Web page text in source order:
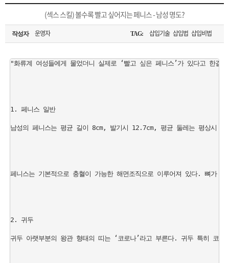
은?
구
매
꼴
사
섹
스
노
고
객
마
지
회
[ios앱 오픈]아이폰 고객 앱설치 가능합니다.
[무인택배함 이용 안내] 집 밖에 주소로 택배 받기
입금확인이 안되는 상황을 대비해 꼭 입금후 고객센터 연락바랍니다.
(섹스 스킬) 볼수록 빨고 싶어지는 페니스 - 남성 명도?
작성자 운영자 TAG: 삽입기술 삽입법 삽입비법
"화류계 여성들에게 물었더니 실제로 ‘빨고 싶은 페니스’가 있다고 한
1. 페니스 일반
남성의 페니스는 평균 길이 8cm, 발기시 12.7cm, 평균 둘레는 평상시
페니스는 기본적으로 충혈이 가능한 해면조직으로 이루어져 있다. 뼈가
2. 귀두
귀두 아랫부분의 왕관 형태의 띠는 ‘코로나’라고 부른다. 귀두 특히 코